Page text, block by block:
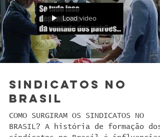
Load video
SINDICATOS NO
BRASIL
COMO SURGIRAM OS SINDICATOS NO
BRASIL? A história de formação dos